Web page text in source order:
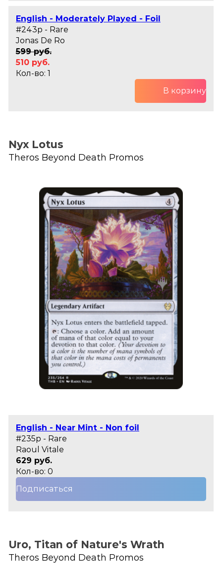
English - Moderately Played - Foil
#243p - Rare
Jonas De Ro
599 руб.
510 руб.
Кол-во: 1
В корзину
Nyx Lotus
Theros Beyond Death Promos
English - Near Mint - Non foil
#235p - Rare
Raoul Vitale
629 руб.
Кол-во: 0
Подписаться
Uro, Titan of Nature's Wrath
Theros Beyond Death Promos